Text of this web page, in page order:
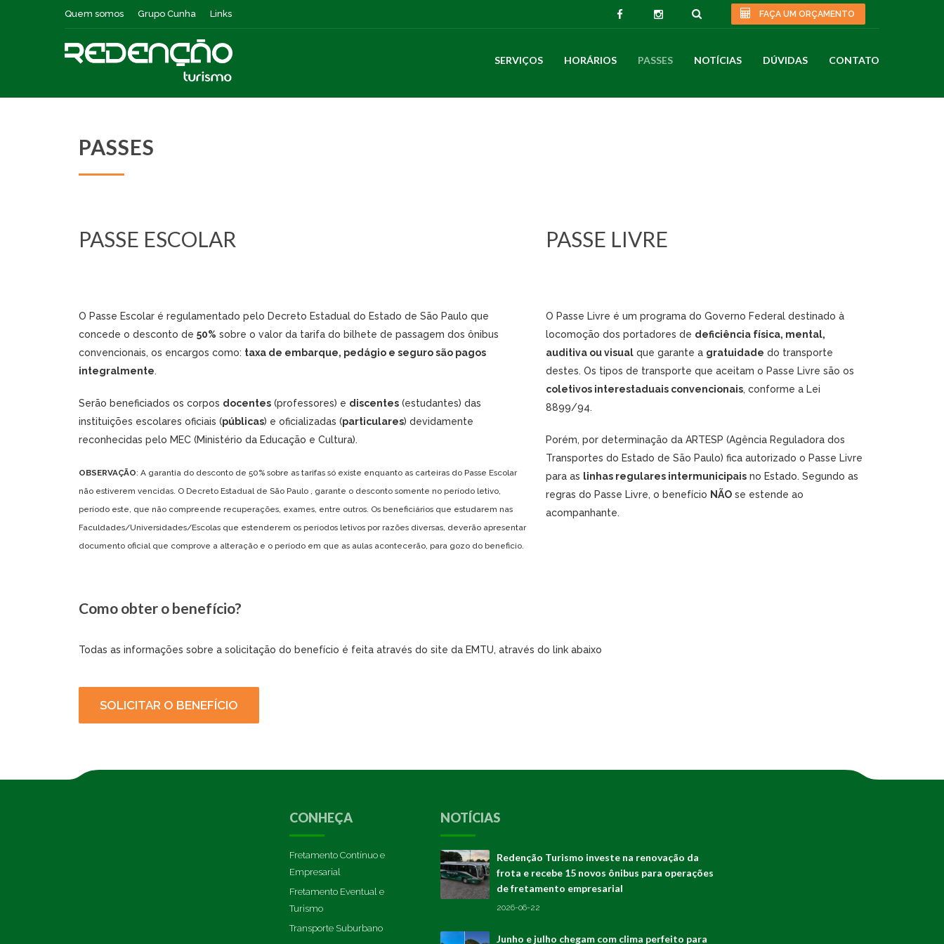
Quem somos Grupo Cunha Links FAÇA UM ORÇAMENTO
SERVIÇOS HORÁRIOS PASSES NOTÍCIAS DÚVIDAS CONTATO
PASSES
PASSE ESCOLAR
O Passe Escolar é regulamentado pelo Decreto Estadual do Estado de São Paulo que
concede o desconto de 50% sobre o valor da tarifa do bilhete de passagem dos ônibus
convencionais, os encargos como: taxa de embarque, pedágio e seguro são pagos
integralmente.
Serão beneficiados os corpos docentes (professores) e discentes (estudantes) das
instituições escolares oficiais (públicas) e oficializadas (particulares) devidamente
reconhecidas pelo MEC (Ministério da Educação e Cultura).
OBSERVAÇÃO: A garantia do desconto de 50% sobre as tarifas só existe enquanto as carteiras do Passe Escolar
não estiverem vencidas. O Decreto Estadual de São Paulo , garante o desconto somente no período letivo,
período este, que não compreende recuperações, exames, entre outros. Os beneficiários que estudarem nas
Faculdades/Universidades/Escolas que estenderem os períodos letivos por razões diversas, deverão apresentar
documento oficial que comprove a alteração e o período em que as aulas acontecerão, para gozo do beneficio.
PASSE LIVRE
O Passe Livre é um programa do Governo Federal destinado à
locomoção dos portadores de deficiência física, mental,
auditiva ou visual que garante a gratuidade do transporte
destes. Os tipos de transporte que aceitam o Passe Livre são os
coletivos interestaduais convencionais, conforme a Lei
8899/94.
Porém, por determinação da ARTESP (Agência Reguladora dos
Transportes do Estado de São Paulo) fica autorizado o Passe Livre
para as linhas regulares intermunicipais no Estado. Segundo as
regras do Passe Livre, o benefício NÃO se estende ao
acompanhante.
Como obter o benefício?
Todas as informações sobre a solicitação do benefício é feita através do site da EMTU, através do link abaixo
SOLICITAR O BENEFÍCIO
CONHEÇA
Fretamento Contínuo e
Empresarial
Fretamento Eventual e
Turismo
Transporte Suburbano
NOTÍCIAS
Redenção Turismo investe na renovação da
frota e recebe 15 novos ônibus para operações
de fretamento empresarial
2026-06-22
Junho e julho chegam com clima perfeito para